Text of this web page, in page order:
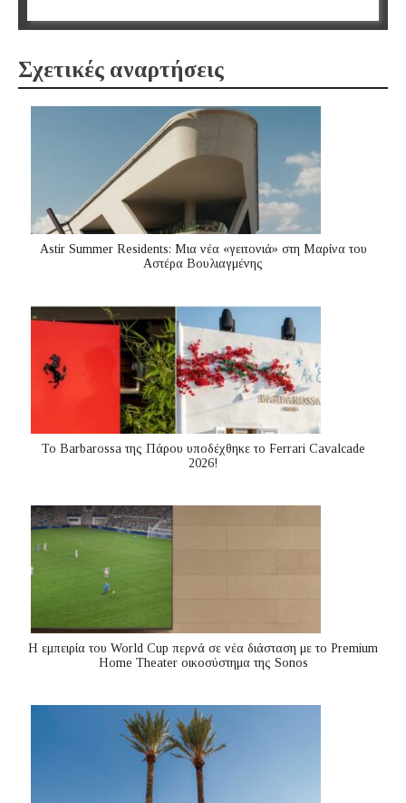
Σχετικές αναρτήσεις
Astir Summer Residents: Μια νέα «γειτονιά» στη Μαρίνα του
Αστέρα Βουλιαγμένης
Το Barbarossa της Πάρου υποδέχθηκε το Ferrari Cavalcade
2026!
Η εμπειρία του World Cup περνά σε νέα διάσταση με το Premium
Home Theater οικοσύστημα της Sonos